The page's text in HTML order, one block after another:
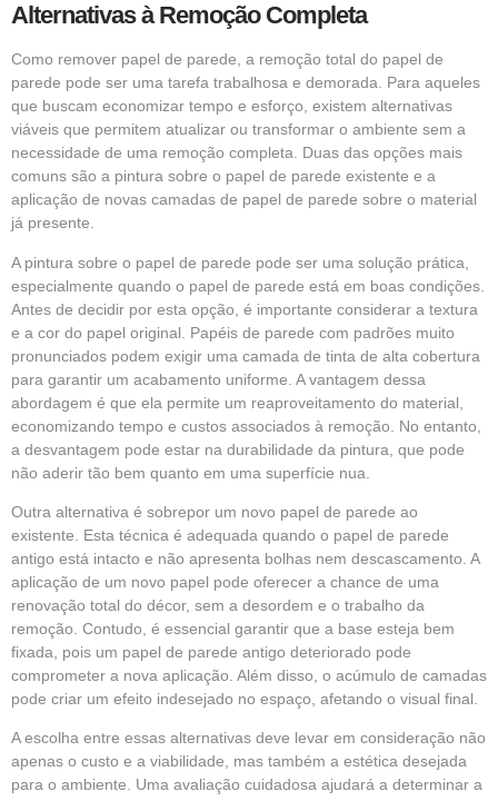
Alternativas à Remoção Completa
Como remover papel de parede, a remoção total do papel de
parede pode ser uma tarefa trabalhosa e demorada. Para aqueles
que buscam economizar tempo e esforço, existem alternativas
viáveis que permitem atualizar ou transformar o ambiente sem a
necessidade de uma remoção completa. Duas das opções mais
comuns são a pintura sobre o papel de parede existente e a
aplicação de novas camadas de papel de parede sobre o material
já presente.
A pintura sobre o papel de parede pode ser uma solução prática,
especialmente quando o papel de parede está em boas condições.
Antes de decidir por esta opção, é importante considerar a textura
e a cor do papel original. Papéis de parede com padrões muito
pronunciados podem exigir uma camada de tinta de alta cobertura
para garantir um acabamento uniforme. A vantagem dessa
abordagem é que ela permite um reaproveitamento do material,
economizando tempo e custos associados à remoção. No entanto,
a desvantagem pode estar na durabilidade da pintura, que pode
não aderir tão bem quanto em uma superfície nua.
Outra alternativa é sobrepor um novo papel de parede ao
existente. Esta técnica é adequada quando o papel de parede
antigo está intacto e não apresenta bolhas nem descascamento. A
aplicação de um novo papel pode oferecer a chance de uma
renovação total do décor, sem a desordem e o trabalho da
remoção. Contudo, é essencial garantir que a base esteja bem
fixada, pois um papel de parede antigo deteriorado pode
comprometer a nova aplicação. Além disso, o acúmulo de camadas
pode criar um efeito indesejado no espaço, afetando o visual final.
A escolha entre essas alternativas deve levar em consideração não
apenas o custo e a viabilidade, mas também a estética desejada
para o ambiente. Uma avaliação cuidadosa ajudará a determinar a